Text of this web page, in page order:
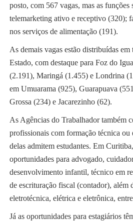
posto, com 567 vagas, mas as funções
telemarketing ativo e receptivo (320);
nos serviços de alimentação (191).
As demais vagas estão distribuídas em
Estado, com destaque para Foz do
(2.191), Maringá (1.455) e Londrina
em Umuarama (925), Guarapuava
Grossa (234) e Jacarezinho (62).
As Agências do Trabalhador também
profissionais com formação técnica ou
delas admitem estudantes. Em
oportunidades para advogado,
desenvolvimento infantil, técnico em
de escrituração fiscal (contador), além
eletrotécnica, elétrica e eletrônica,
Já as oportunidades para estagiários